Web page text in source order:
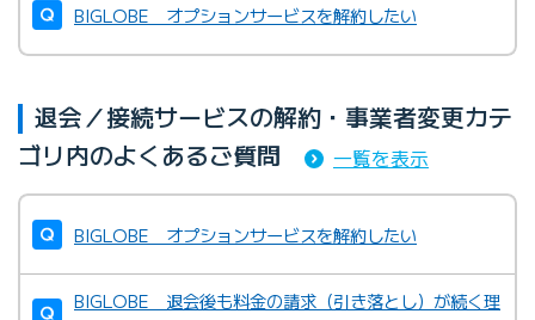
BIGLOBE オプションサービスを解約したい
退会／接続サービスの解約・事業者変更カテ
ゴリ内のよくあるご質問
一覧を表示
BIGLOBE オプションサービスを解約したい
BIGLOBE 退会後も料金の請求（引き落とし）が続く理